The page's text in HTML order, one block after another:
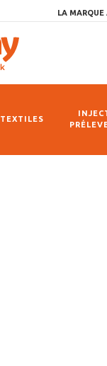
LA MARQUE
TEXTILES